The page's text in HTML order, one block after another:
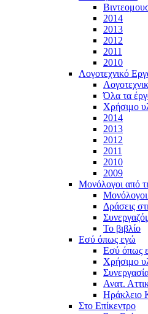
2014
2013
2012
2011
2010
Λογοτεχνικό
Όλα τα
Χρήσιμο
2014
2013
2012
2011
2010
2009
Μονόλογοι από
Δράσεις
To βιβλίο
Εσύ όπως εγώ
Εσύ όπως
Χρήσιμο
Ανατ.
Ηράκλειο
Στο Επίκεντρο